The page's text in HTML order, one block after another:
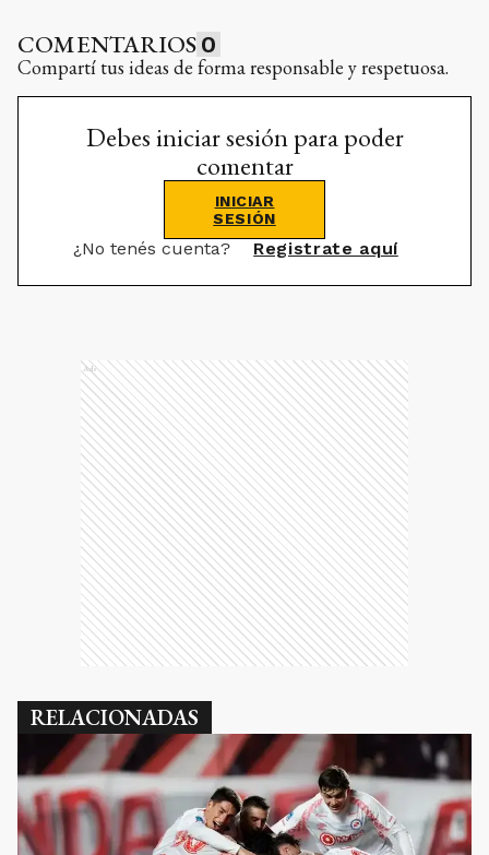
COMENTARIOS 0
Compartí tus ideas de forma responsable y respetuosa.
Debes iniciar sesión para poder
comentar
INICIAR
SESIÓN
¿No tenés cuenta? Registrate aquí
Ads
RELACIONADAS